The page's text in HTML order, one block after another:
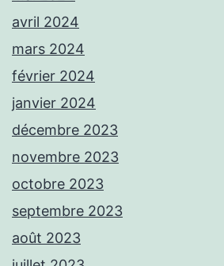
avril 2024
mars 2024
février 2024
janvier 2024
décembre 2023
novembre 2023
octobre 2023
septembre 2023
août 2023